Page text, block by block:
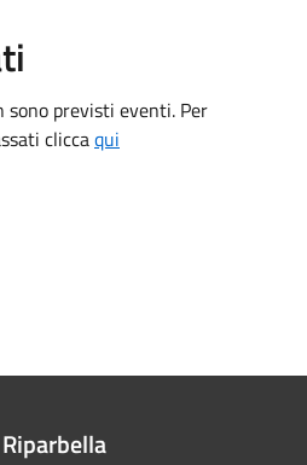
sono previsti eventi. Per
cliccaqui